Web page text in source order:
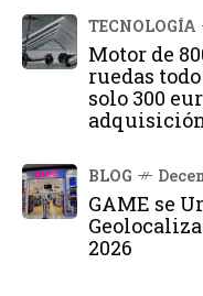
TECNOLOGÍA
Motor de
ruedas
solo 300
BLOG
GAME se
2026